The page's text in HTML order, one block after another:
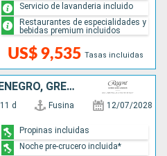
US$ 9,535 Tasas incluidas
Servicio de lavanderia incluido
Restaurantes de especialidades y
bebidas premium incluidos
ITALIA, CROACIA, MONTENEGRO, GRECIA, MALTA, ESPAÑA
11 d Fusina 12/07/2028
Propinas incluidas
Noche pre-crucero incluida*